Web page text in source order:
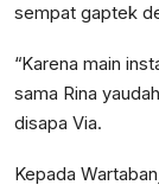
sempat gaptek
“Karena main
sama Rina
disapa Via.
Kepada